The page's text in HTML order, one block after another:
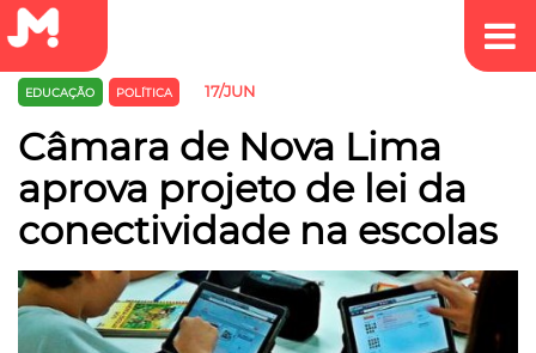
EDUCAÇÃO POLÍTICA 17/JUN
Câmara de Nova Lima
aprova projeto de lei da
conectividade na escolas